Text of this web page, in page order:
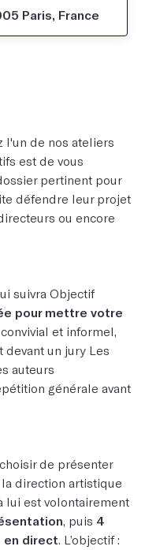
Paris, France
l'un de nos ateliers
est de vous
pertinent pour
défendre leur projet
ou encore
suivra Objectif
pour mettre votre
et informel,
devant un jury Les
auteurs
générale avant
de présenter
la direction artistique
lui est volontairement
, puis 4
en direct. L’objectif :